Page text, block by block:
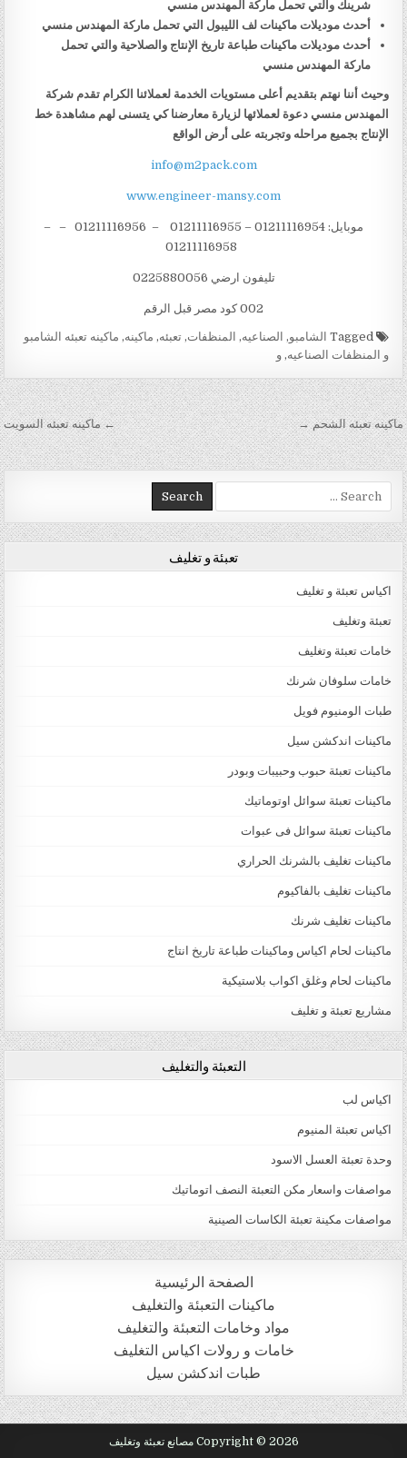
شرينك والتي تحمل ماركة المهندس منسي
أحدث موديلات ماكينات لف الليبول التي تحمل ماركة المهندس منسي
أحدث موديلات ماكينات طباعة تاريخ الإنتاج والصلاحية والتي تحمل
ماركة المهندس منسي
وحيث أننا نهتم بتقديم أعلى مستويات الخدمة لعملائنا الكرام تقدم شركة
المهندس منسي دعوة لعملائها لزيارة معارضنا كي يتسنى لهم مشاهدة خط
الإنتاج بجميع مراحله وتجربته على أرض الواقع
info@m2pack.com
www.engineer-mansy.com
موبايل: 01211116954 – 01211116955 – 01211116956 – –
تليفون ارضي 0225880056
002 كود مصر قبل الرقم
Tagged الشامبو, الصناعيه, المنظفات,تعبئه, ماكينه, ماكينه تعبئه الشامبو
و المنظفات الصناعيه,و
تصفّح المقالات ← ماكينه تعبئه السويت ماكينه تعبئه الشحم →
Search for:
تعبئة و تغليف
اكياس تعبئة و تغليف
تعبئة وتغليف
خامات تعبئة وتغليف
خامات سلوفان شرنك
طبات الومنيوم فويل
ماكينات اندكشن سيل
ماكينات تعبئة حبوب وحبيبات وبودر
ماكينات تعبئة سوائل اوتوماتيك
ماكينات تعبئة سوائل فى عبوات
ماكينات تغليف بالشرنك الحراري
ماكينات تغليف بالفاكيوم
ماكينات تغليف شرنك
ماكينات لحام اكياس وماكينات طباعة تاريخ انتاج
ماكينات لحام وغلق اكواب بلاستيكية
مشاريع تعبئة و تغليف
التعبئة والتغليف
اكياس لب
اكياس تعبئة المنيوم
وحدة تعبئة العسل الاسود
مواصفات واسعار مكن التعبئة النصف اتوماتيك
مواصفات مكينة تعبئة الكاسات الصينية
الصفحة الرئيسية
ماكينات التعبئة والتغليف
مواد وخامات التعبئة والتغليف
خامات و رولات اكياس التغليف
طبات اندكشن سيل
Copyright © 2026 مصانع تعبئة وتغليف